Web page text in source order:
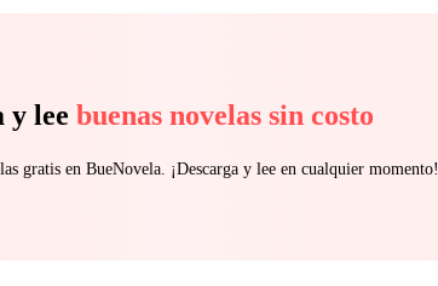
y lee buenas novelas sin costo
gratis en BueNovela. ¡Descarga y lee en cualquier momento!